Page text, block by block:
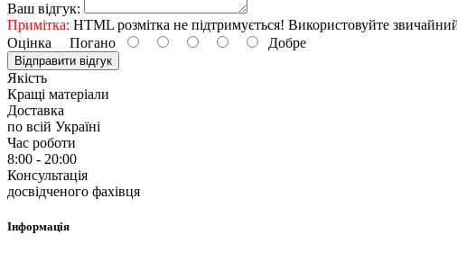
Ваш відгук:
Примітка: HTML розмітка не підтримується! Використовуйте
Оцінка Погано Добре
Відправити відгук
Якість
Кращі матеріали
Доставка
по всій Україні
Час роботи
8:00 - 20:00
Консультація
досвідченого фахівця
Інформація